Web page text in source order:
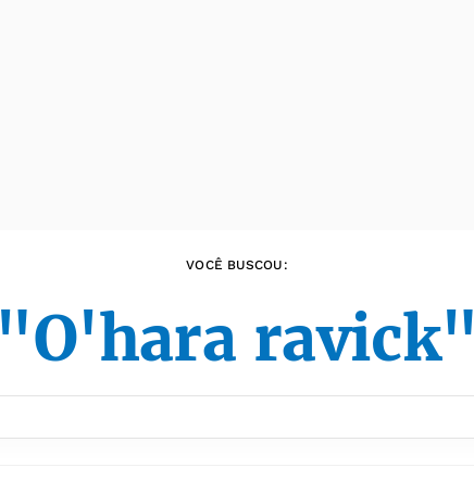
VOCÊ BUSCOU:
"O'hara ravick"